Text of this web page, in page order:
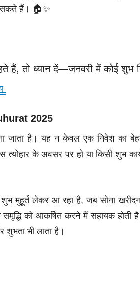
सकते हैं। 🏠✨
तो ध्यान दें—जनवरी में कोई शुभ
2025
जाता है। यह न केवल एक निवेश का
के अवसर पर हो या किसी शुभ
लेकर आ रहा है, जब सोना
समृद्धि को आकर्षित करने में सहायक
भी लाता है।